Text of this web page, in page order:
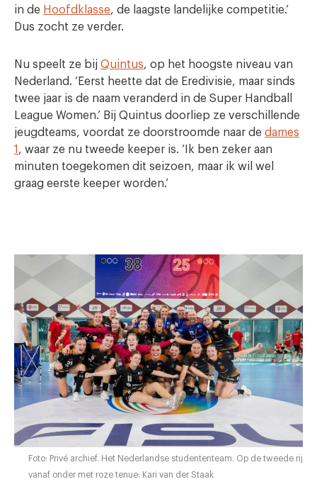
in de Hoofdklasse, de laagste landelijke competitie.’
Dus zocht ze verder.
Nu speelt ze bij Quintus, op het hoogste niveau van
Nederland. ‘Eerst heette dat de Eredivisie, maar sinds
twee jaar is de naam veranderd in de Super Handball
League Women.’ Bij Quintus doorliep ze verschillende
jeugdteams, voordat ze doorstroomde naar de dames
1 , waar ze nu tweede keeper is. ‘Ik ben zeker aan
minuten toegekomen dit seizoen, maar ik wil wel
graag eerste keeper worden.’
Foto: Privé archief. Het Nederlandse studententeam. Op de tweede rij
vanaf onder met roze tenue: Kari van der Staak